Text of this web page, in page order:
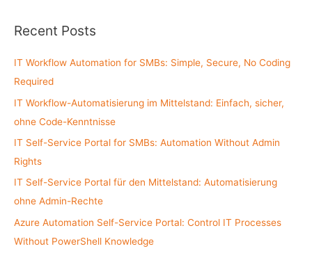
r
h
f
o
r
:
Recent Posts
IT Workflow Automation for SMBs: Simple, Secure, No Coding
Required
IT Workflow-Automatisierung im Mittelstand: Einfach, sicher,
ohne Code-Kenntnisse
IT Self-Service Portal for SMBs: Automation Without Admin
Rights
IT Self-Service Portal für den Mittelstand: Automatisierung
ohne Admin-Rechte
Azure Automation Self-Service Portal: Control IT Processes
Without PowerShell Knowledge